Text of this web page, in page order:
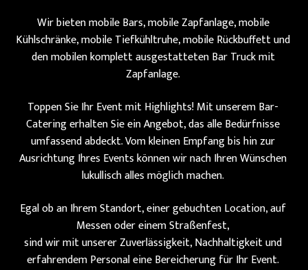
Wir bieten mobile Bars, mobile Zapfanlage, mobile
Kühlschränke, mobile Tiefkühltruhe, mobile Rückbuffett und
den mobilen komplett ausgestatteten Bar Truck mit
Zapfanlage.
Toppen Sie Ihr Event mit Highlights! Mit unserem Bar-
Catering erhalten Sie ein Angebot, das alle Bedürfnisse
umfassend abdeckt. Vom kleinen Empfang bis hin zur
Ausrichtung Ihres Events können wir nach Ihren Wünschen
lukullisch alles möglich machen.
Egal ob an Ihrem Standort, einer gebuchten Location, auf
Messen oder einem Straßenfest,
sind wir mit unserer Zuverlässigkeit, Nachhaltigkeit und
erfahrendem Personal eine Bereicherung für Ihr Event.